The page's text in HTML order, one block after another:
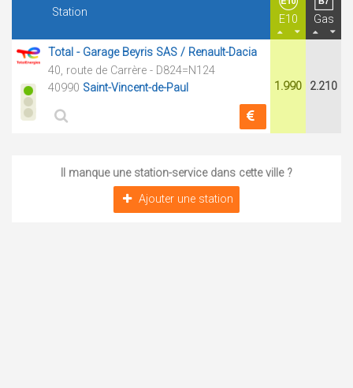
Station
E10 Gas
Total - Garage Beyris SAS / Renault-Dacia
40, route de Carrère - D824=N124
40990 Saint-Vincent-de-Paul 1.990 2.210
Il manque une station-service dans cette ville ?
Ajouter une station